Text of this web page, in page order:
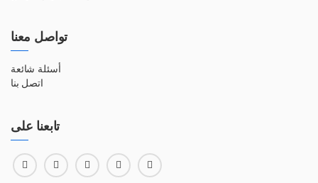
تواصل معنا
أسئلة شائعة
اتصل بنا
تابعنا على